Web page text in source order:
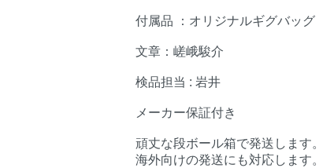
付属品 ：オリジナルギグバッグ
文章：嵯峨駿介
検品担当 : 岩井
メーカー保証付き
頑丈な段ボール箱で発送します。
海外向けの発送にも対応します。